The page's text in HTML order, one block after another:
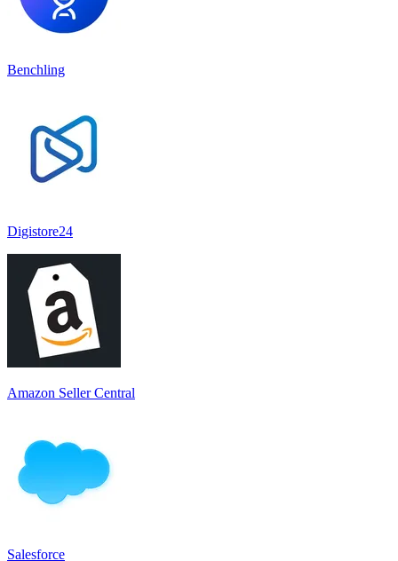
Benchling
Digistore24
Amazon Seller Central
Salesforce